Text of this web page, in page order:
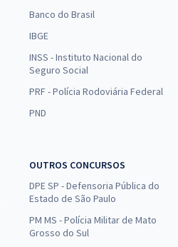
Banco do Brasil
IBGE
INSS - Instituto Nacional do
Seguro Social
PRF - Polícia Rodoviária Federal
PND
OUTROS CONCURSOS
DPE SP - Defensoria Pública do
Estado de São Paulo
PM MS - Polícia Militar de Mato
Grosso do Sul